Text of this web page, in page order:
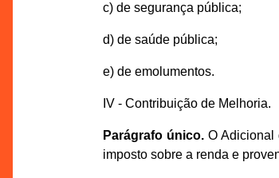
c) de segurança pública;
d) de saúde pública;
e) de emolumentos.
IV - Contribuição de Melhoria.
Parágrafo único. O Adicional
imposto sobre a renda e